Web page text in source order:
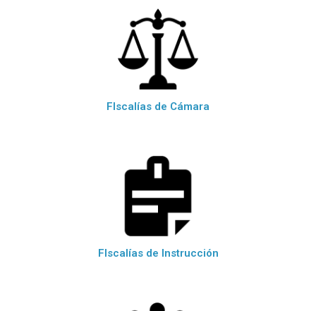
FIscalías de Cámara
FIscalías de Instrucción